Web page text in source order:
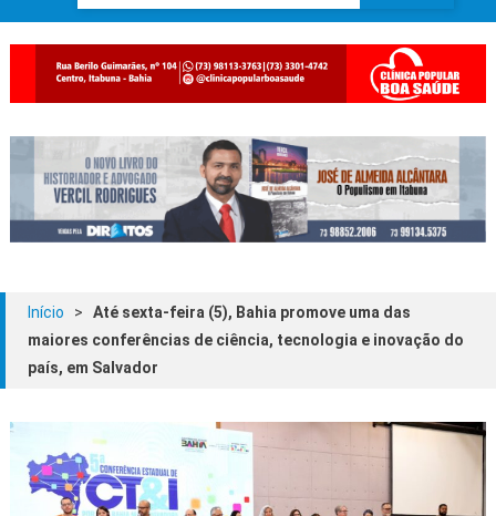
Início >
Até sexta-feira (5), Bahia promove uma das
maiores conferências de ciência, tecnologia e inovação do
país, em Salvador